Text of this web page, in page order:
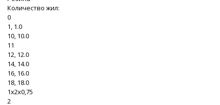
Количество жил:
0
1, 1.0
10, 10.0
11
12, 12.0
14, 14.0
16, 16.0
18, 18.0
1x2x0,75
2